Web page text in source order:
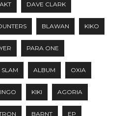
DAVE CLARK
BLAWAN KIKO
PARA ONE
SLAM ALBUM OXIA
KIKI AGORIA
BARNT EP